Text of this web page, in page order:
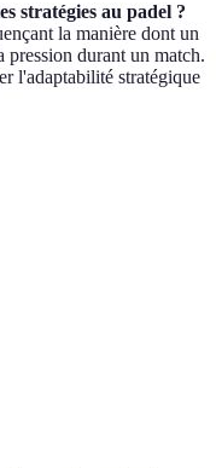
stratégies au padel ?
la manière dont un
pression durant un match.
l'adaptabilité stratégique